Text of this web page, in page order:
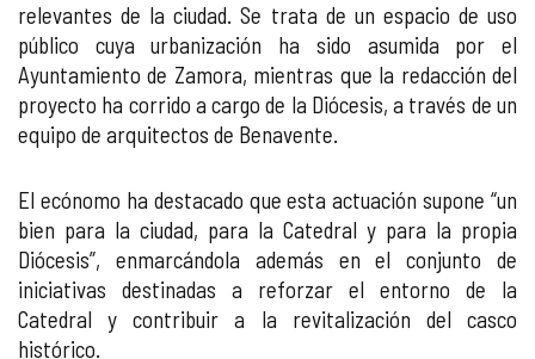
relevantes de la ciudad. Se trata de un espacio de uso
público cuya urbanización ha sido asumida por el
Ayuntamiento de Zamora, mientras que la redacción del
proyecto ha corrido a cargo de la Diócesis, a través de un
equipo de arquitectos de Benavente.
El ecónomo ha destacado que esta actuación supone “un
bien para la ciudad, para la Catedral y para la propia
Diócesis”, enmarcándola además en el conjunto de
iniciativas destinadas a reforzar el entorno de la
Catedral y contribuir a la revitalización del casco
histórico.